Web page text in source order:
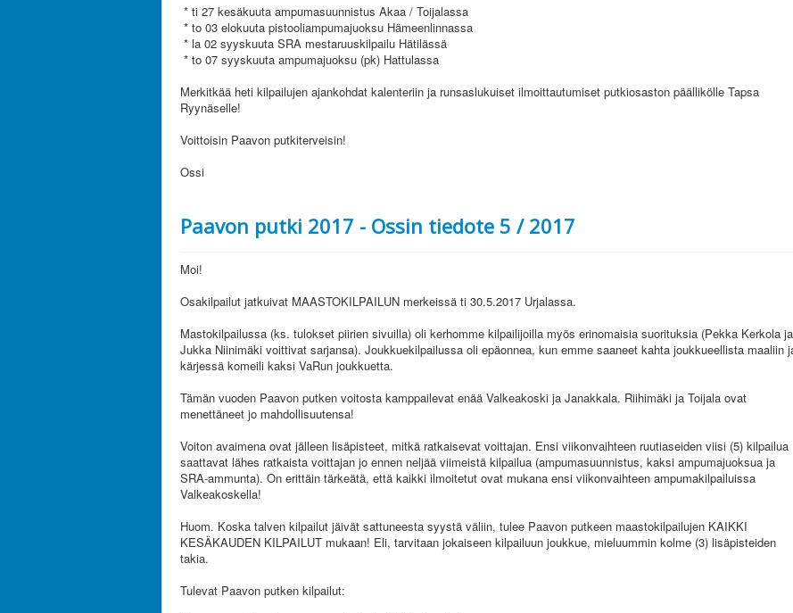
* ti 27 kesäkuuta ampumasuunnistus Akaa / Toijalassa
* to 03 elokuuta pistooliampumajuoksu Hämeenlinnassa
* la 02 syyskuuta SRA mestaruuskilpailu Hätilässä
* to 07 syyskuuta ampumajuoksu (pk) Hattulassa
Merkitkää heti kilpailujen ajankohdat kalenteriin ja runsaslukuiset ilmoittautumiset putkiosaston päällikölle Tapsa
Ryynäselle!
Voittoisin Paavon putkiterveisin!
Ossi
Paavon putki 2017 - Ossin tiedote 5 / 2017
Moi!
Osakilpailut jatkuivat MAASTOKILPAILUN merkeissä ti 30.5.2017 Urjalassa.
Mastokilpailussa (ks. tulokset piirien sivuilla) oli kerhomme kilpailijoilla myös erinomaisia suorituksia (Pekka Kerkola ja
Jukka Niinimäki voittivat sarjansa). Joukkuekilpailussa oli epäonnea, kun emme saaneet kahta joukkueellista maaliin
kärjessä komeili kaksi VaRun joukkuetta.
Tämän vuoden Paavon putken voitosta kamppailevat enää Valkeakoski ja Janakkala. Riihimäki ja Toijala ovat
menettäneet jo mahdollisuutensa!
Voiton avaimena ovat jälleen lisäpisteet, mitkä ratkaisevat voittajan. Ensi viikonvaihteen ruutiaseiden viisi (5) kilpailua
saattavat lähes ratkaista voittajan jo ennen neljää viimeistä kilpailua (ampumasuunnistus, kaksi ampumajuoksua ja
SRA-ammunta). On erittäin tärkeätä, että kaikki ilmoitetut ovat mukana ensi viikonvaihteen ampumakilpailuissa
Valkeakoskella!
Huom. Koska talven kilpailut jäivät sattuneesta syystä väliin, tulee Paavon putkeen maastokilpailujen KAIKKI
KESÄKAUDEN KILPAILUT mukaan! Eli, tarvitaan jokaiseen kilpailuun joukkue, mieluummin kolme (3) lisäpisteiden
takia.
Tulevat Paavon putken kilpailut: